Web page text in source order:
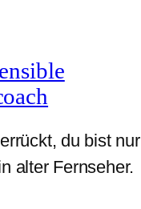
du bist nur
alter Fernseher.